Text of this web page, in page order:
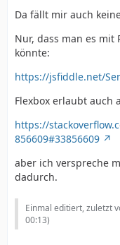
Da fällt mir auch
Nur, dass man es mit
könnte:
https://jsfiddle.net/
Flexbox erlaubt auch
https://
856609#33856609
aber ich verspreche
dadurch.
Einmal editiert, zuletzt
00:13)